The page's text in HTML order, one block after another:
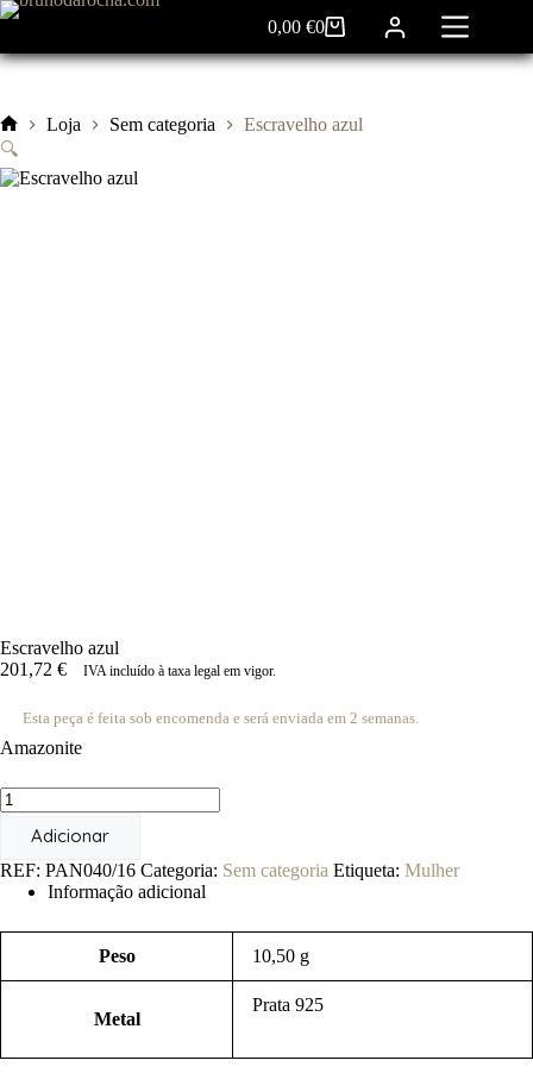
Pular
o
Carrinho
de
0,00€0
Início
Loja Sem categoria
Escravelho azul
🔍
Escravelho azul
201,72 € IVA incluído à taxa legal em vigor.
Esta peça é feita sob encomenda e será enviada em 2 semanas.
Amazonite
Quantidade
de
Escravelho
Adicionar
REF: PAN040/16 Categoria: Sem categoria Etiqueta: Mulher
Informação adicional
Peso 10,50 g
Metal
Prata 925